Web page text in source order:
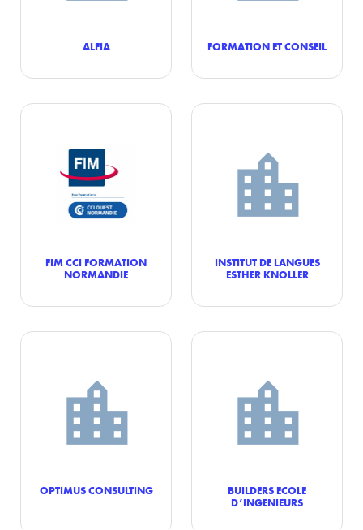
ALFIA FORMATION ET CONSEIL
FIM CCI FORMATION
NORMANDIE
INSTITUT DE LANGUES
ESTHER KNOLLER
OPTIMUS CONSULTING
BUILDERS ECOLE
D’INGENIEURS